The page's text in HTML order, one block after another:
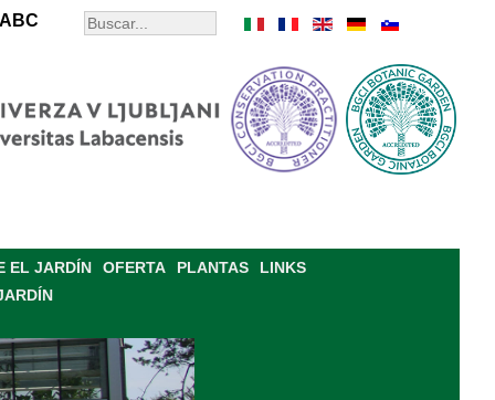
ABC
EL JARDÍN OFERTA PLANTAS
LINKS